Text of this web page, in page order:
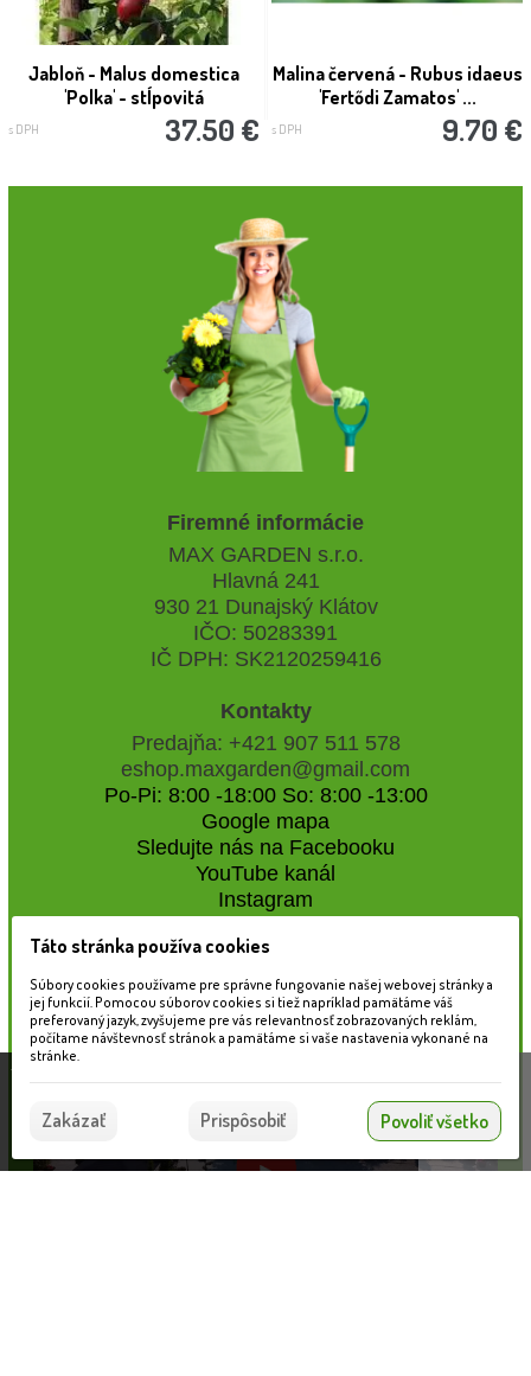
Jabloň - Malus domestica
'Polka' - stĺpovitá
s DPH 37.50 €
Malina červená - Rubus idaeus
'Fertődi Zamatos' ...
s DPH 9.70 €
Firemné informácie
MAX GARDEN s.r.o.
Hlavná 241
930 21 Dunajský Klátov
IČO: 50283391
IČ DPH: SK2120259416
Kontakty
Predajňa: +421 907 511 578
eshop.maxgarden@gmail.com
Po-Pi: 8:00 -18:00 So: 8:00 -13:00
Google mapa
Sledujte nás na Facebooku
YouTube kanál
Instagram
Naše záhradné centrum
Táto stránka používa súbory cookies, ktoré nám
pomáhajú poskytovať služby. Používaním našich
služieb vyjadrujete súhlas s používaním súborov
Súhlasím
Táto stránka používa cookies
Súbory cookies používame pre správne fungovanie našej webovej stránky a
jej funkcií. Pomocou súborov cookies si tiež napríklad pamätáme váš
preferovaný jazyk, zvyšujeme pre vás relevantnosť zobrazovaných reklám,
počítame návštevnosť stránok a pamätáme si vaše nastavenia vykonané na
stránke.
Zakázať Prispôsobiť Povoliť všetko